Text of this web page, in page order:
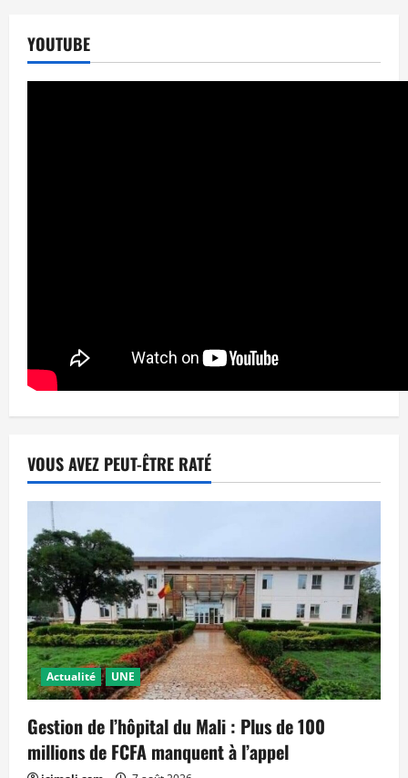
YOUTUBE
VOUS AVEZ PEUT-ÊTRE RATÉ
Actualité UNE
Gestion de l’hôpital du Mali : Plus de 100
millions de FCFA manquent à l’appel